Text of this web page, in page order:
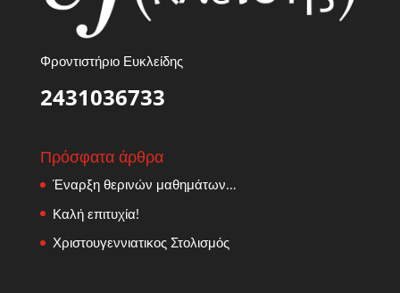
Φροντιστήριο Ευκλείδης
2431036733
Πρόσφατα άρθρα
Έναρξη θερινών μαθημάτων…
Καλή επιτυχία!
Χριστουγεννιατικος Στολισμός